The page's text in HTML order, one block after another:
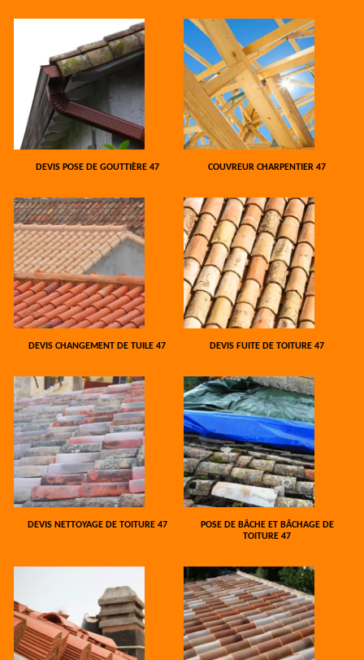
DEVIS POSE DE GOUTTIÈRE 47 COUVREUR CHARPENTIER 47
DEVIS CHANGEMENT DE TUILE 47 DEVIS FUITE DE TOITURE 47
DEVIS NETTOYAGE DE TOITURE 47
POSE DE BÂCHE ET BÂCHAGE DE
TOITURE 47